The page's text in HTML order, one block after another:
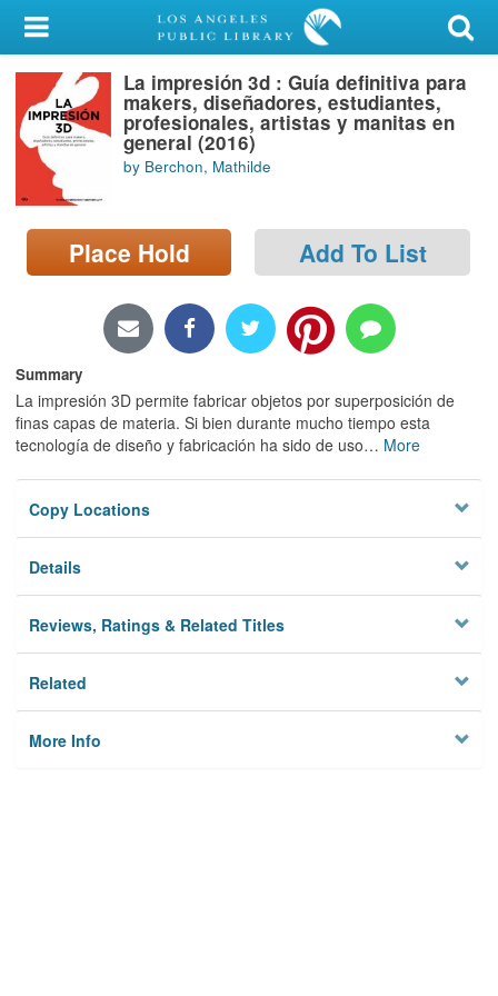
My Account
Library Card
Sign In
Search
Locations/Hours (external
page)
La impresión 3d : Guía definitiva para
makers, diseñadores, estudiantes,
profesionales, artistas y manitas en
general (2016)
by Berchon, Mathilde
Place Hold Add To List
Summary
La impresión 3D permite fabricar objetos por superposición de
finas capas de materia. Si bien durante mucho tiempo esta
tecnología de diseño y fabricación ha sido de uso… More
Copy Locations
Details
Reviews, Ratings & Related Titles
Related
More Info